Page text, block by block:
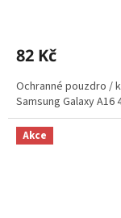
82 Kč
Ochranné pouzdro /
Samsung Galaxy A16
Akce